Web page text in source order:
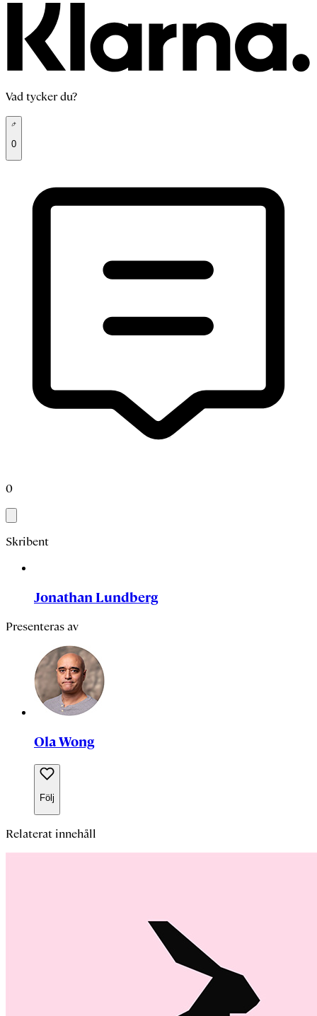
Vad tycker du?
0
0
Skribent
Jonathan Lundberg
Presenteras av
Ola Wong
Följ
Relaterat innehåll